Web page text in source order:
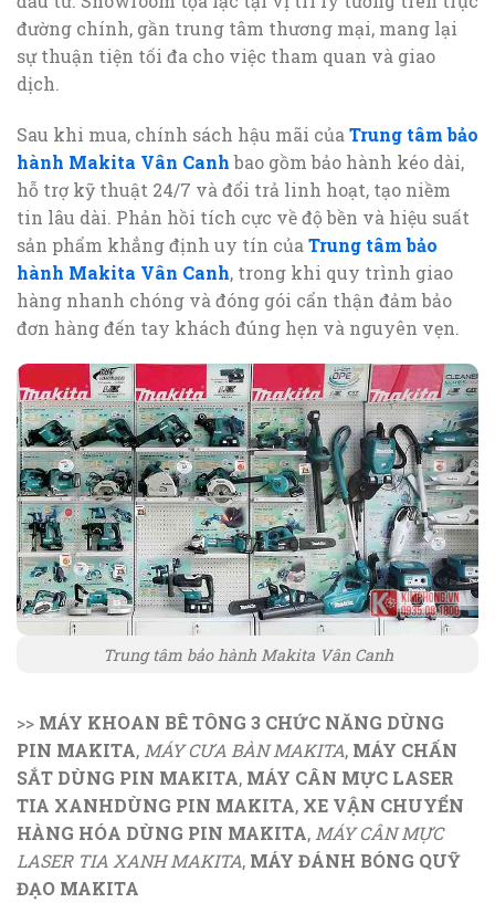
đường chính, gần trung tâm thương mại, mang lại
sự thuận tiện tối đa cho việc tham quan và giao
dịch.
Sau khi mua, chính sách hậu mãi của Trung tâm bảo
hành Makita Vân Canhbao gồm bảo hành kéo dài,
hỗ trợ kỹ thuật 24/7 và đổi trả linh hoạt, tạo niềm
tin lâu dài. Phản hồi tích cực về độ bền và hiệu suất
sản phẩm khẳng định uy tín của Trung tâm bảo
hành Makita Vân Canh, trong khi quy trình giao
hàng nhanh chóng và đóng gói cẩn thận đảm bảo
đơn hàng đến tay khách đúng hẹn và nguyên vẹn.
Trung tâm bảo hành Makita Vân Canh
>> MÁY KHOAN BÊ TÔNG 3 CHỨC NĂNG DÙNG
PIN MAKITA, MÁY CƯA BÀN MAKITA, MÁY CHẤN
SẮT DÙNG PIN MAKITA, MÁY CÂN MỰC LASER
TIA XANHDÙNG PIN MAKITA, XE VẬN CHUYỂN
HÀNG HÓA DÙNG PIN MAKITA, MÁY CÂN MỰC
LASER TIA XANH MAKITA, MÁY ĐÁNH BÓNG QUỸ
ĐẠO MAKITA